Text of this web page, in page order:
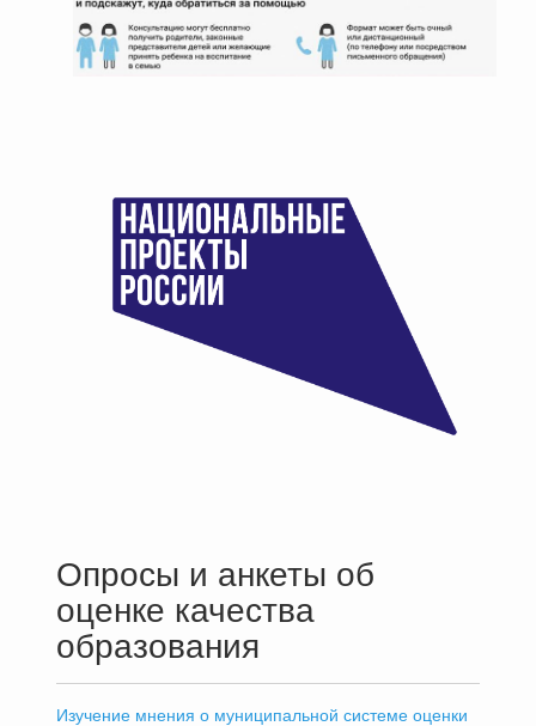
Опросы и анкеты об
оценке качества
образования
Изучение мнения о муниципальной системе оценки